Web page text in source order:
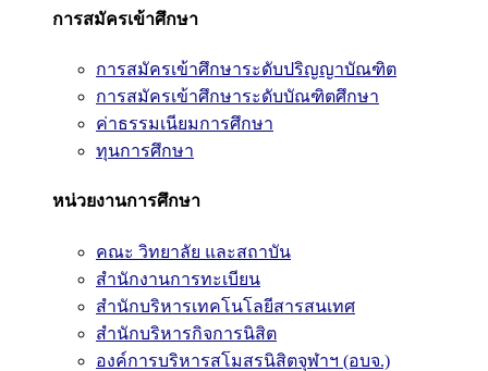
การสมัครเข้าศึกษา
การสมัครเข้าศึกษาระดับปริญญาบัณฑิต
การสมัครเข้าศึกษาระดับบัณฑิตศึกษา
ค่าธรรมเนียมการศึกษา
ทุนการศึกษา
หน่วยงานการศึกษา
คณะ วิทยาลัย และสถาบัน
สำนักงานการทะเบียน
สำนักบริหารเทคโนโลยีสารสนเทศ
สำนักบริหารกิจการนิสิต
องค์การบริหารสโมสรนิสิตจุฬาฯ (อบจ.)